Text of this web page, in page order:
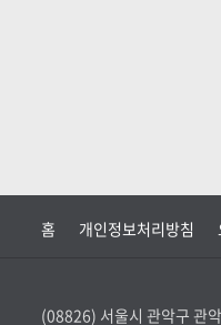
홈 개인정보처리방침
(08826) 서울시 관악구 관